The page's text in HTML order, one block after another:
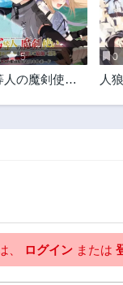
第37話
3年前
第32話
3年前
第27話
第12話
3年前
5
人の魔剣使
0
人
、 ログイン または